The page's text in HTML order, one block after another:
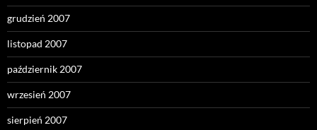
grudzień 2007
listopad 2007
październik 2007
wrzesień 2007
sierpień 2007